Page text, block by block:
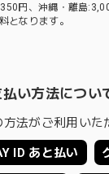
円、沖縄・離島
となります。
払い方法につい
方法がご利用いた
ID あと払い